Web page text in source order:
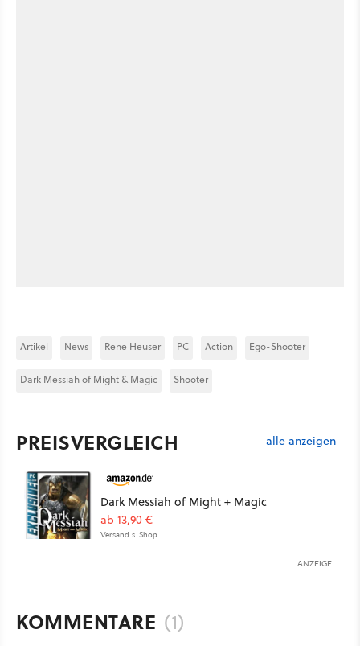
Artikel News Rene Heuser PC Action Ego-Shooter
Dark Messiah of Might & Magic Shooter
PREISVERGLEICH alle anzeigen
Dark Messiah of Might + Magic
ab 13,90 €
Versand s. Shop
ANZEIGE
KOMMENTARE (1)